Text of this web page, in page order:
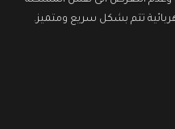
تتم بشكل سريع ومتميز.